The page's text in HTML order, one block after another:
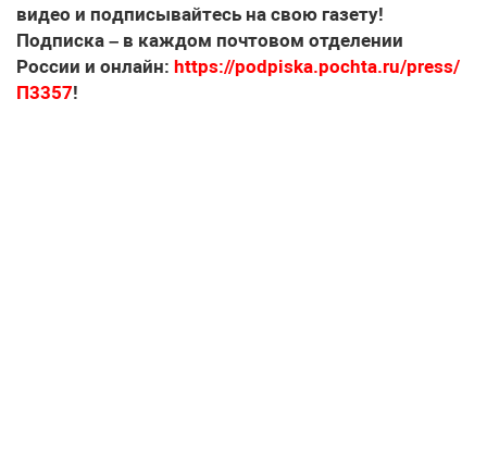
видео и подписывайтесь на свою газету!
Подписка – в каждом почтовом отделении
России и онлайн: https://podpiska.pochta.ru/press/
П3357!